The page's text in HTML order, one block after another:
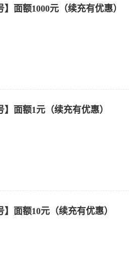
面额1000元（续充有优惠）
面额1元（续充有优惠）
面额10元（续充有优惠）